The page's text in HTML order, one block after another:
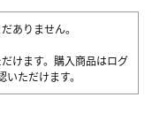
ありません。
けます。購入商品はログ
いただけます。